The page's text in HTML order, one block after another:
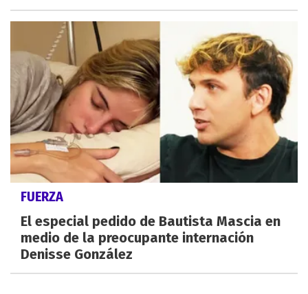
FUERZA
El especial pedido de Bautista Mascia en
medio de la preocupante internación
Denisse González